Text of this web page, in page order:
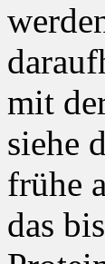
mit
siehe
frühe
das